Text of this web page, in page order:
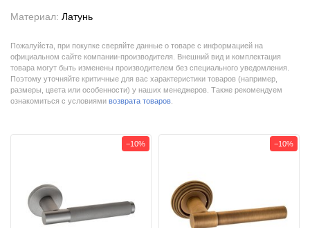
Материал: Латунь
Пожалуйста, при покупке сверяйте данные о товаре с информацией на
официальном сайте компании-производителя. Внешний вид и комплектация
товара могут быть изменены производителем без специального уведомления.
Поэтому уточняйте критичные для вас характеристики товаров (например,
размеры, цвета или особенности) у наших менеджеров. Также рекомендуем
ознакомиться с условиями возврата товаров
−10% −10%